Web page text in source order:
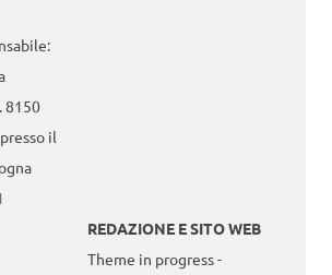
8150
il
REDAZIONE E SITO WEB
Theme in progress -